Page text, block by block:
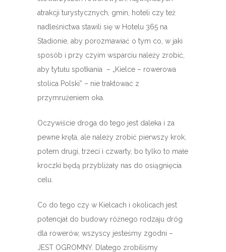
atrakcji turystycznych, gmin, hoteli czy też
nadleśnictwa stawili się w Hotelu 365 na
Stadionie, aby porozmawiać o tym co, w jaki
sposób i przy czyim wsparciu należy zrobić,
aby tytułu spotkania – „Kielce – rowerowa
stolica Polski” – nie traktować z
przymrużeniem oka.
Oczywiście droga do tego jest daleka i za
pewne kręta, ale należy zrobić pierwszy krok,
potem drugi, trzeci i czwarty, bo tylko to małe
kroczki będą przybliżały nas do osiągnięcia
celu.
Co do tego czy w Kielcach i okolicach jest
potencjał do budowy różnego rodzaju dróg
dla rowerów, wszyscy jesteśmy zgodni –
JEST OGROMNY. Dlatego zrobiliśmy